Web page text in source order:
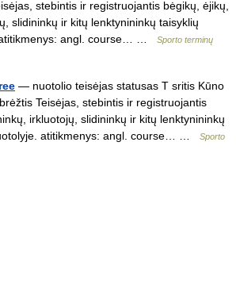
stebintis ir registruojantis bėgikų, ėjikų,
slidininkų ir kitų lenktynininkų taisyklių
angl. course… …
Sporto terminų
— nuotolio teisėjas statusas T sritis Kūno
Teisėjas, stebintis ir registruojantis
irkluotojų, slidininkų ir kitų lenktynininkų
atitikmenys: angl. course… …
Sporto